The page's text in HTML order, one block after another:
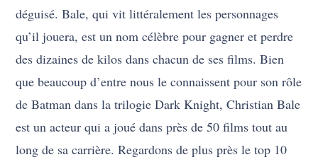
déguisé. Bale, qui vit littéralement les personnages
qu’il jouera, est un nom célèbre pour gagner et perdre
des dizaines de kilos dans chacun de ses films. Bien
que beaucoup d’entre nous le connaissent pour son rôle
de Batman dans la trilogie Dark Knight, Christian Bale
est un acteur qui a joué dans près de 50 films tout au
long de sa carrière. Regardons de plus près le top 10